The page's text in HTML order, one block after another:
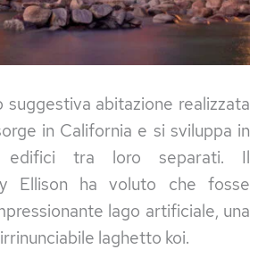
abitazione realizzata
in California e si sviluppa in
tra loro separati. Il
Ellison ha voluto che fosse
lago artificiale, una
laghetto koi.